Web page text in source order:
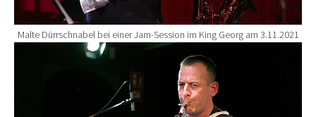
Malte Dürrschnabel bei einer Jam-Session im King Georg am 3.11.2021
Show larger version for: